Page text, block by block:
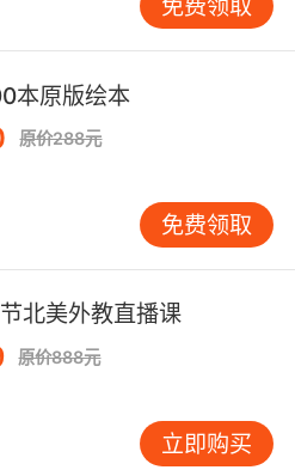
，孩子可以更轻松地掌握
注意事项
循序渐进，家长不能急于
先从简单的音标开始，逐
学习单元音，再学习双元
进的学习，孩子可以更好
反复练习，家长需要引导
如，每天安排一定的时间
练习，孩子可以逐渐掌
可以通过游戏、歌曲等方
。
程中，孩子可能会出现发
纠正。例如，如果孩子
及时纠正，并引导孩子正
免费领取
本原版绘本
原价288元
免费领取
北美外教直播课
原价888元
立即购买